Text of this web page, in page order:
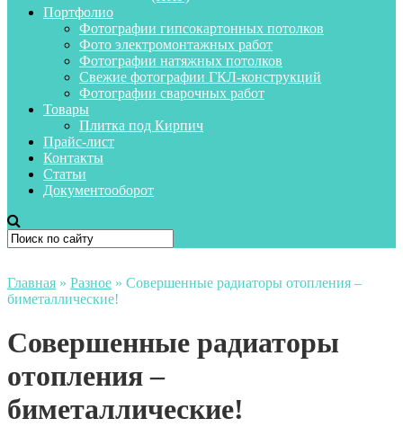
Портфолио
Фотографии гипсокартонных потолков
Фото электромонтажных работ
Фотографии натяжных потолков
Свежие фотографии ГКЛ-конструкций
Фотографии сварочных работ
Товары
Плитка под Кирпич
Прайс-лист
Контакты
Статьи
Документооборот
Главная » Разное » Совершенные радиаторы отопления –
биметаллические!
Совершенные радиаторы
отопления –
биметаллические!